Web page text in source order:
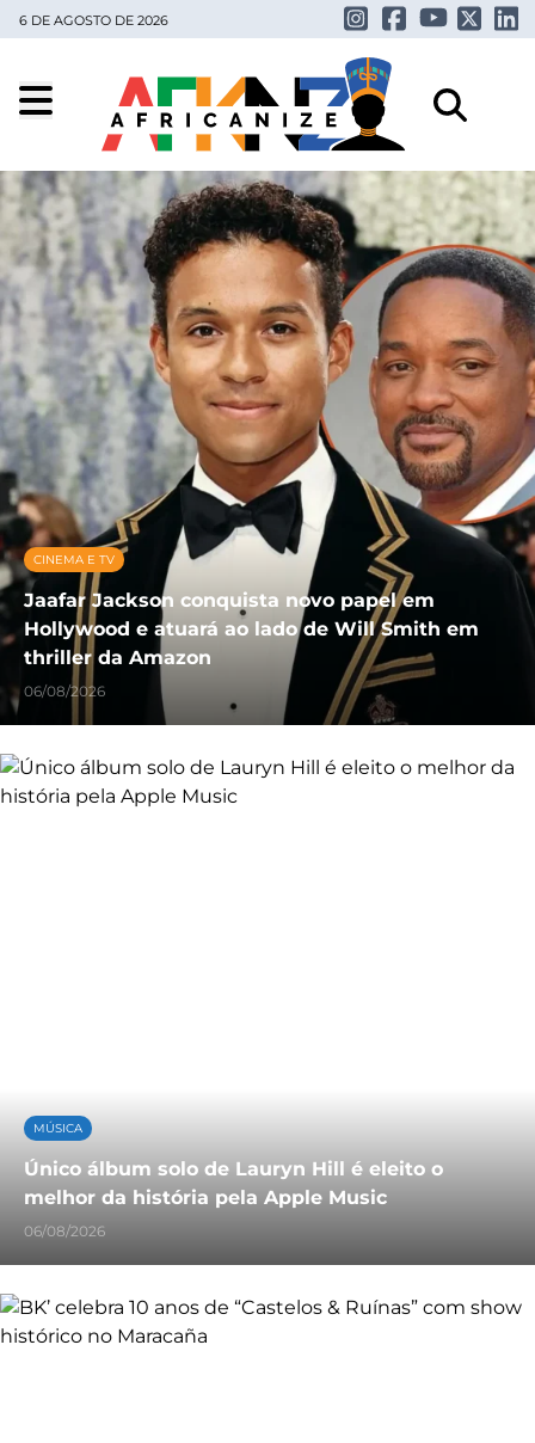
6 DE AGOSTO DE 2026
CINEMA E TV
Jaafar Jackson conquista novo papel em
Hollywood e atuará ao lado de Will Smith em
thriller da Amazon
06/08/2026
MÚSICA
Único álbum solo de Lauryn Hill é eleito o
melhor da história pela Apple Music
06/08/2026